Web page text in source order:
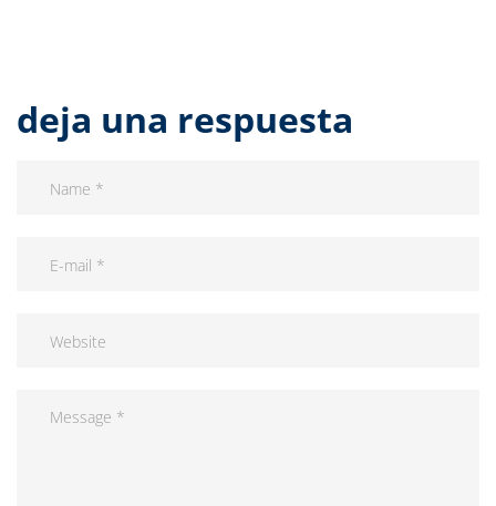
deja una respuesta